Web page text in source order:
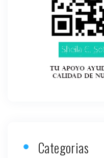
Categorias